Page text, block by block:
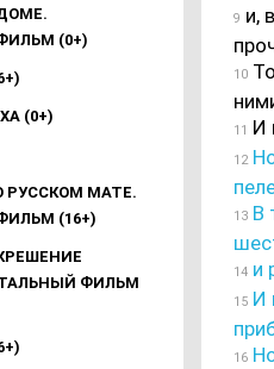
(0+)
(0+)
РУССКОМ МАТЕ.
(16+)
ФИЛЬМ
9 и,
10
11 И
12
13 В
14 и
15 И
16